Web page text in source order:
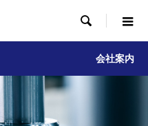

会社案内